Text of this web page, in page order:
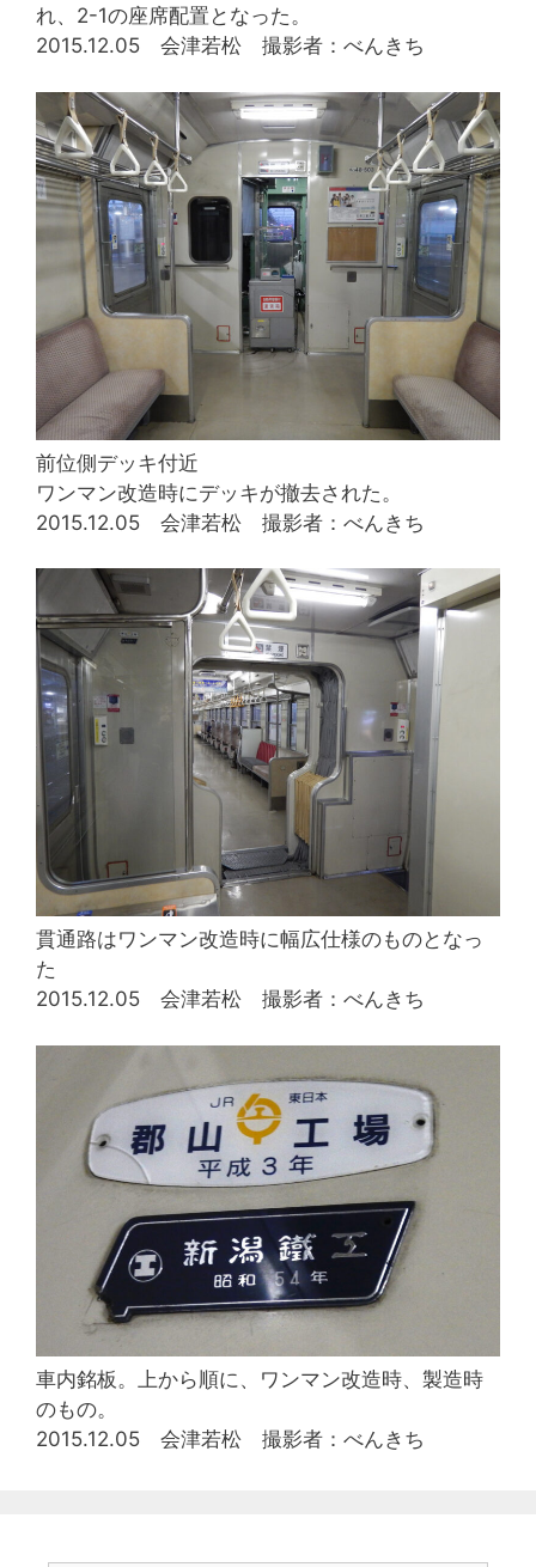
れ、2-1の座席配置となった。
2015.12.05 会津若松 撮影者：べんきち
前位側デッキ付近
ワンマン改造時にデッキが撤去された。
2015.12.05 会津若松 撮影者：べんきち
貫通路はワンマン改造時に幅広仕様のものとなっ
た
2015.12.05 会津若松 撮影者：べんきち
車内銘板。上から順に、ワンマン改造時、製造時
のもの。
2015.12.05 会津若松 撮影者：べんきち